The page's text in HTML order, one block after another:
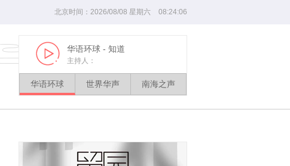
北京时间： 2026/08/08 星期六 08:24:06
Play
华语环球 - 知道
主持人：
华语环球 世界华声 南海之声